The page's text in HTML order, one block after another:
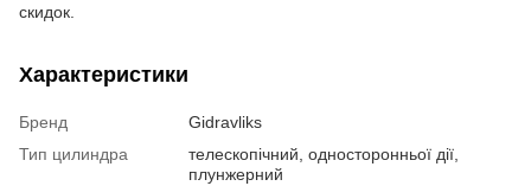
скидок.
Характеристики
Бренд
Gidravliks
Тип цилиндра
телескопічний, односторонньої дії,
плунжерний